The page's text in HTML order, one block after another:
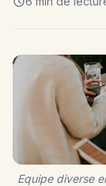
Equipe diverse